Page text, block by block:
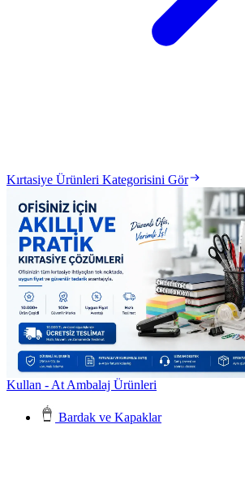
Kırtasiye Ürünleri Kategorisini Gör
Kullan - At Ambalaj Ürünleri
Bardak ve Kapaklar